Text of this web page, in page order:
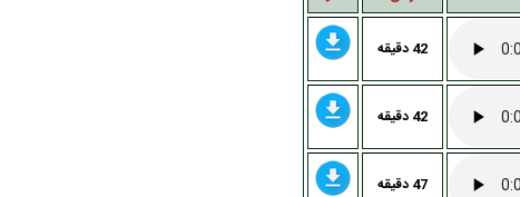
42 دقيقه
42 دقيقه
47 دقيقه